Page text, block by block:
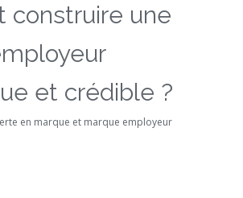
construire une
et crédible ?
en marque et marque employeur